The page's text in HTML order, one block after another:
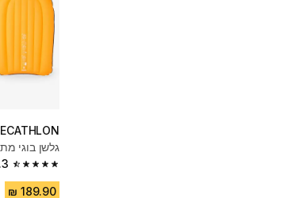
גלשן בוגי
4.3 out of 5 stars from 3 reviews